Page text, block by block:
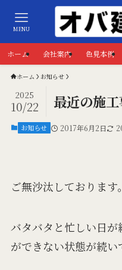
MENU
ホーム 会社案内 色見本例
ホーム お知らせ
最近の施
2025
10/22
お知らせ 2017年6月2日
ご無沙汰しております。
バタバタと忙しい日
ができない状態が続い